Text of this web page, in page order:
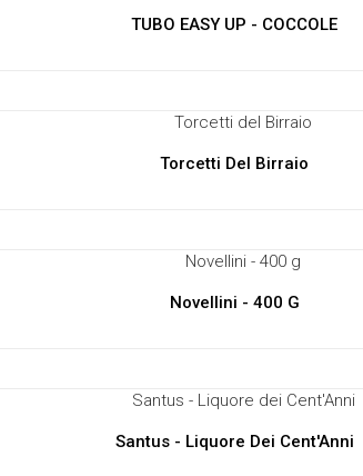
TUBO EASY UP - COCCOLE
Torcetti Del Birraio
Novellini - 400 G
Santus - Liquore Dei Cent'Anni